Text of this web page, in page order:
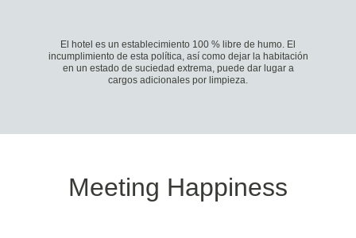
El hotel es un establecimiento 100 % libre de humo. El
incumplimiento de esta política, así como dejar la habitación
en un estado de suciedad extrema, puede dar lugar a
cargos adicionales por limpieza.
Meeting Happiness